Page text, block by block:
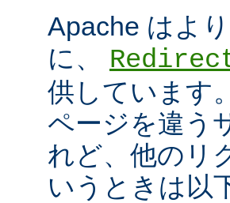
Apache はよ
に、
供しています
ページを違う
れど、他のリ
いうときは以